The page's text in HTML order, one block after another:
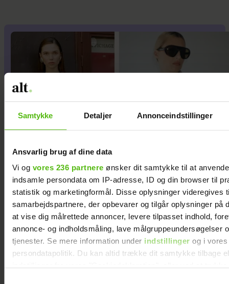
Samtykke Detaljer Annonceindstillinger
Ansvarlig brug af dine data
Vi og vores 236 partnere ønsker dit samtykke til at
indsamle persondata om IP-adresse, ID og din browser til
statistik og marketingformål. Disse oplysninger videregives
samarbejdspartnere, der opbevarer og tilgår oplysninger på
at vise dig målrettede annoncer, levere tilpasset indhold,
annonce- og indholdsmåling, lave målgruppeundersøgelser
tjenester. Se mere information under indstillinger og i vores
persondatapolitik. Du kan altid trække dit samtykke tilbage
Guldknap-prisen 2026: Her
kan du stemme på din
favorit